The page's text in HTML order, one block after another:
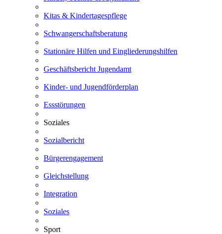
Kitas & Kindertagespflege
Schwangerschaftsberatung
Stationäre Hilfen und Eingliederungshilfen
Geschäftsbericht Jugendamt
Kinder- und Jugendförderplan
Essstörungen
Soziales
Sozialbericht
Bürgerengagement
Gleichstellung
Integration
Soziales
Sport